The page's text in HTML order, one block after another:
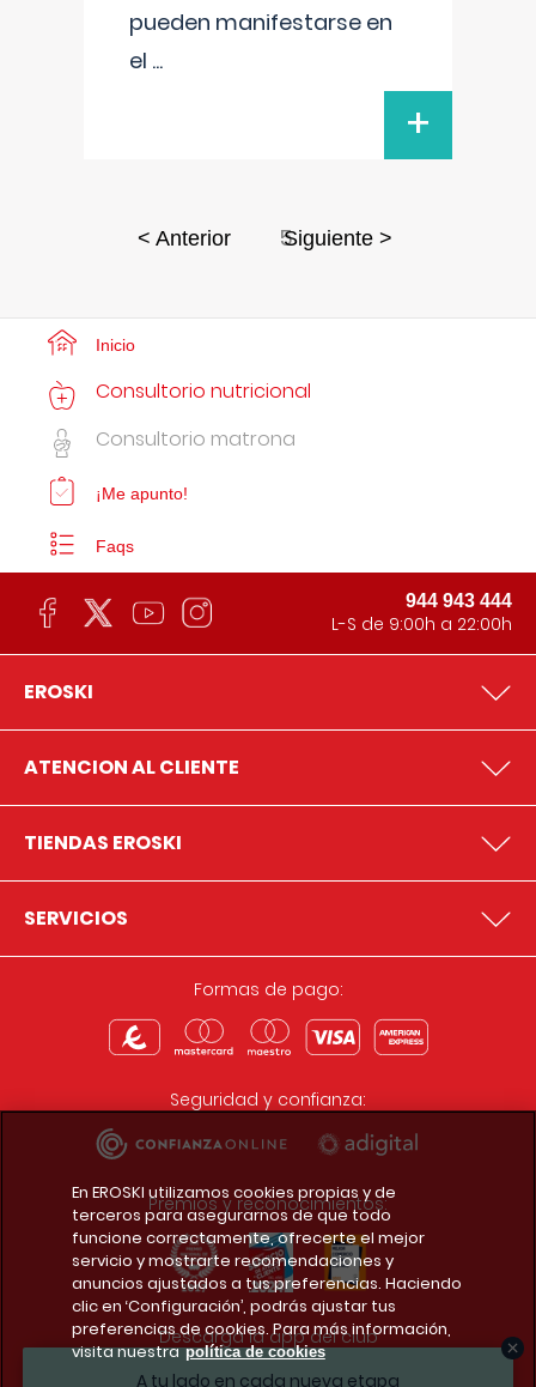
pueden manifestarse en
el ...
+
< Anterior 5
Siguiente >
A tu lado en cada nueva etapa
Inicio
Consultorio nutricional
Consultorio matrona
¡Me apunto!
Faqs
944 943 444
L-S de 9:00h a 22:00h
EROSKI
ATENCION AL CLIENTE
TIENDAS EROSKI
SERVICIOS
Formas de pago:
Seguridad y confianza:
Premios y reconocimientos:
Descarga la app del club
En EROSKI utilizamos cookies propias y de
terceros para asegurarnos de que todo
funcione correctamente, ofrecerte el mejor
servicio y mostrarte recomendaciones y
anuncios ajustados a tus preferencias. Haciendo
clic en ‘Configuración’, podrás ajustar tus
preferencias de cookies. Para más información,
visita nuestra política de cookies